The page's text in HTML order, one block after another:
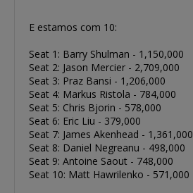
E estamos com 10:
Seat 1: Barry Shulman - 1,150,000
Seat 2: Jason Mercier - 2,709,000
Seat 3: Praz Bansi - 1,206,000
Seat 4: Markus Ristola - 784,000
Seat 5: Chris Bjorin - 578,000
Seat 6: Eric Liu - 379,000
Seat 7: James Akenhead - 1,361,000
Seat 8: Daniel Negreanu - 498,000
Seat 9: Antoine Saout - 748,000
Seat 10: Matt Hawrilenko - 571,000